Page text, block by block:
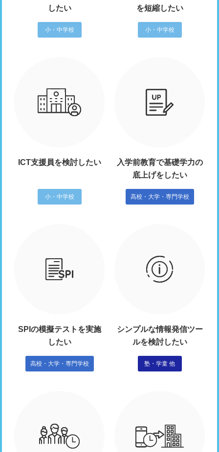
したい
小・中学校
を短縮したい
小・中学校
ICT支援員を検討したい
小・中学校
入学前教育で基礎学力の
底上げをしたい
高校・大学・専門学校
SPIの模擬テストを実施
したい
高校・大学・専門学校
シンプルな情報発信ツー
ルを検討したい
塾・学童 他